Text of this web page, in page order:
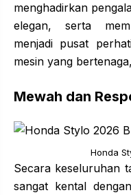
menghadirkan
elegan, serta
menjadi pusat
mesin yang
Mewah dan
Honda
Secara keseluruhan
sangat kental